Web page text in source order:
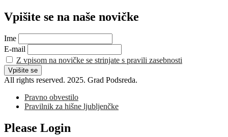
Vpišite se na naše novičke
Ime
E-mail
Z vpisom na novičke se strinjate s pravili zasebnosti
All rights reserved. 2025. Grad Podsreda.
Pravno obvestilo
Pravilnik za hišne ljubljenčke
Please Login